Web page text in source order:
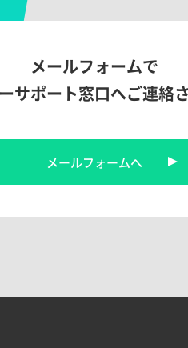
メールフォームで
サポート窓口へご連絡
メールフォームへ